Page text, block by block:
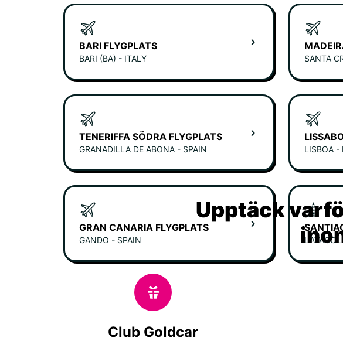
BARI FLYGPLATS
BARI (BA) - ITALY SANTA
TENERIFFA SÖDRA FLYGPLATS
GRANADILLA DE ABONA - SPAIN LISBOA -
GRAN CANARIA FLYGPLATS
GANDO - SPAIN
Upptäck
Club Goldcar